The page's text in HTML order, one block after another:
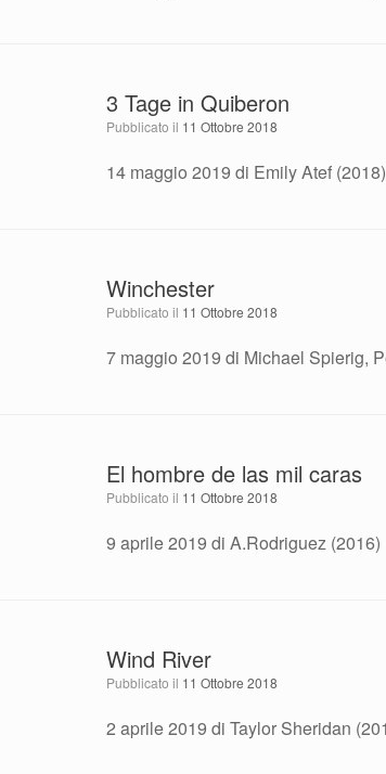
3 Tage in Quiberon
Pubblicato il 11 Ottobre 2018
14 maggio 2019 di Emily Atef (2018)
Winchester
Pubblicato il 11 Ottobre 2018
7 maggio 2019 di Michael Spierig,
El hombre de las mil caras
Pubblicato il 11 Ottobre 2018
9 aprile 2019 di A.Rodriguez (2016)
Wind River
Pubblicato il 11 Ottobre 2018
2 aprile 2019 di Taylor Sheridan